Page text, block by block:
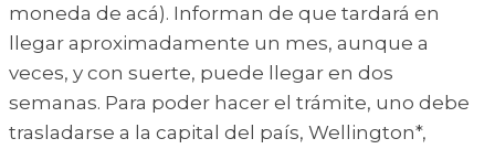
moneda de acá). Informan de que tardará en
llegar aproximadamente un mes, aunque a
veces, y con suerte, puede llegar en dos
semanas. Para poder hacer el trámite, uno debe
trasladarse a la capital del país, Wellington*,